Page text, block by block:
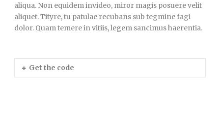
aliqua. Non equidem invideo, miror magis posuere velit
aliquet. Tityre, tu patulae recubans sub tegmine fagi
dolor. Quam temere in vitiis, legem sancimus haerentia.
Get the code